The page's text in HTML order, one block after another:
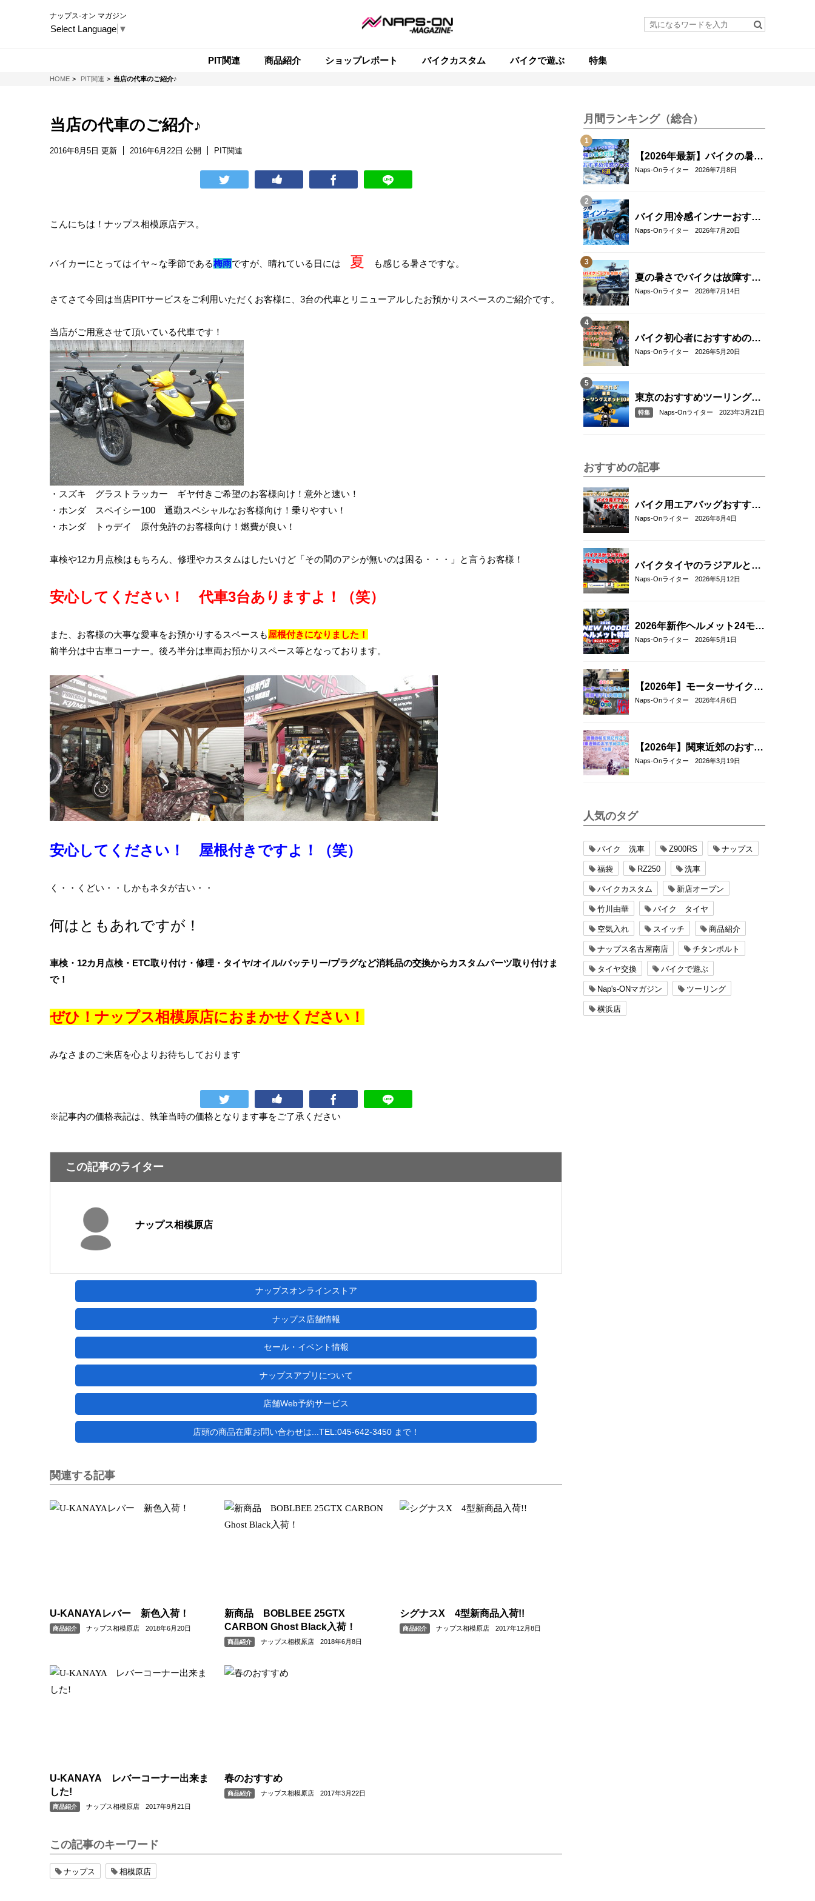
ナップス-オン マガジン
Select Language ▼
PIT関連 商品紹介 ショップレポート バイクカスタム バイクで遊ぶ 特集
HOMENAPS-ON マガジン
PIT関連 当店の代車のご紹介♪
当店の代車のご紹介♪
2016年8月5日 更新 2016年6月22日 公開 PIT関連
こんにちは！ナップス相模原店デス。
バイカーにとってはイヤ～な季節である梅雨ですが、晴れている日には 夏 も感じる暑さですな。
さてさて今回は当店PITサービスをご利用いただくお客様に、3台の代車とリニューアルしたお預かりスペースのご紹介です。
当店がご用意させて頂いている代車です！
・スズキ グラストラッカー ギヤ付きご希望のお客様向け！意外と速い！
・ホンダ スペイシー100 通勤スペシャルなお客様向け！乗りやすい！
・ホンダ トゥデイ 原付免許のお客様向け！燃費が良い！
車検や12カ月点検はもちろん、修理やカスタムはしたいけど「その間のアシが無いのは困る・・・」と言うお客様！
安心してください！ 代車3台ありますよ！（笑）
また、お客様の大事な愛車をお預かりするスペースも屋根付きになりました！
前半分は中古車コーナー。後ろ半分は車両お預かりスペース等となっております。
安心してください！ 屋根付きですよ！（笑）
く・・くどい・・しかもネタが古い・・
何はともあれですが！
車検・12カ月点検・ETC取り付け・修理・タイヤ/オイル/バッテリー/プラグなど消耗品の交換からカスタムパーツ取り付けま
で！
ぜひ！ナップス相模原店におまかせください！
みなさまのご来店を心よりお待ちしております
※記事内の価格表記は、執筆当時の価格となります事をご了承ください
この記事のライター
ナップス相模原店
ナップスオンラインストア
ナップス店舗情報
セール・イベント情報
ナップスアプリについて
店舗Web予約サービス
店頭の商品在庫お問い合わせは...TEL:045-642-3450 まで！
関連する記事
U-KANAYAレバー 新色入荷！
商品紹介 ナップス相模原店 2018年6月20日
新商品 BOBLBEE 25GTX
CARBON Ghost Black入荷！
商品紹介 ナップス相模原店 2018年6月8日
シグナスX 4型新商品入荷!!
商品紹介 ナップス相模原店 2017年12月8日
U-KANAYA レバーコーナー出来ま
した!
商品紹介 ナップス相模原店 2017年9月21日
春のおすすめ
商品紹介 ナップス相模原店 2017年3月22日
この記事のキーワード
ナップス 相模原店
月間ランキング（総合）
【2026年最新】バイクの暑さ
対策・冷感グッズおすすめ8
Naps-Onライター 2026年7月8日
バイク用冷感インナーおすす
め22選！夏のツーリングを快
Naps-Onライター 2026年7月20日
夏の暑さでバイクは故障す
る？起こりやすいトラブルと
Naps-Onライター 2026年7月14日
バイク初心者におすすめの関
東近郊ツーリングコース10選
Naps-Onライター 2026年5月20日
東京のおすすめツーリングス
ポット10選
特集 Naps-Onライター 2023年3月21日
おすすめの記事
バイク用エアバッグおすすめ
5選！｜RSタイチ・HYOD・
Naps-Onライター 2026年8月4日
バイクタイヤのラジアルとバ
イアスの違いとは？特徴・選
Naps-Onライター 2026年5月12日
2026年新作ヘルメット24モデ
ル一挙紹介！アラ
め
Naps-Onライター 2026年5月1日
【2026年】モーターサイクル
ショー注目モデル総まとめ｜
Naps-Onライター 2026年4月6日
【2026年】関東近郊のおすす
めお花見ツーリングスポット
Naps-Onライター 2026年3月19日
人気のタグ
バイク 洗車 Z900RS ナップス
福袋 RZ250 洗車
バイクカスタム 新店オープン
竹川由華 バイク タイヤ
空気入れ スイッチ 商品紹介
ナップス名古屋南店 チタンボルト
タイヤ交換 バイクで遊ぶ
Nap's-ONマガジン ツーリング
横浜店